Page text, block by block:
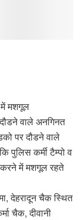
में मशगूल
वाले अनगिनत
पर दौडने वाले
पुलिस कर्मी टैम्पो व
में मशगूल रहते
देहरादून चैक स्थित
चैक, दीवानी